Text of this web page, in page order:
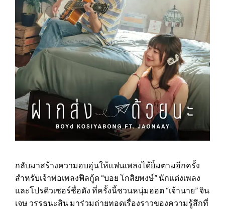
กลับมาสร้างความอบอุ่นให้แฟนเพลงได้ยิ้มตามอีกครั้ง
สำหรับเจ้าพ่อเพลงฟีลกู้ด “บอย โกสิยพงษ์” นักแต่งเพลง
และโปรดิวเซอร์ชื่อดัง ที่ครั้งนี้ชวนหนุ่มฮอต “เจ้านาย” จิน
เจษ วรรธนะสิน มาร่วมถ่ายทอดเรื่องราวของความรู้สึกที่